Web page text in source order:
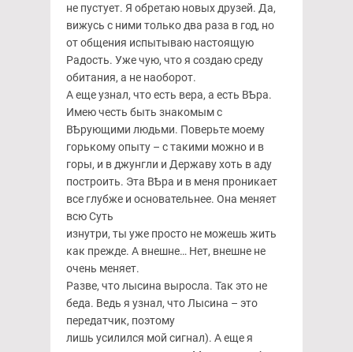
не пустует. Я обретаю новых друзей. Да,
вижусь с ними только два раза в год, но
от общения испытываю настоящую
Радость. Уже чую, что я создаю среду
обитания, а не наоборот.
А еще узнал, что есть вера, а есть ВҌра.
Имею честь быть знакомым с
ВҌрующими людьми. Поверьте моему
горькому опыту – с такими можно и в
горы, и в джунгли и Державу хоть в аду
построить. Эта ВҌра и в меня проникает
все глубже и основательнее. Она меняет
всю Суть
изнутри, ты уже просто не можешь жить
как прежде. А внешне… Нет, внешне не
очень меняет.
Разве, что лысина выросла. Так это не
беда. Ведь я узнал, что Лысина – это
передатчик, поэтому
лишь усилился мой сигнал). А еще я